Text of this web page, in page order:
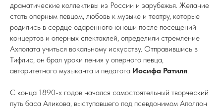
драматические коллективы из России и зарубежья. Желание
стать оперным певцом, любовь к музыке и театру, которые
родились в сердце одаренного юноши после посещений
концертов и оперных спектаклей, определили стремление
Ахполата учиться вокальному искусству. Отправившись в
Тифлис, он брал уроки пения у оперного певца,
авторитетного музыканта и педагога Иосифа Ратиля.
С конца 1890-х годов начался самостоятельный творческий
путь баса Аликова, выступавшего под псевдонимом Аполлон